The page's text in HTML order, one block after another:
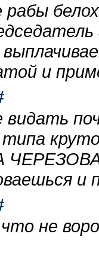
рабы
и
видать
не